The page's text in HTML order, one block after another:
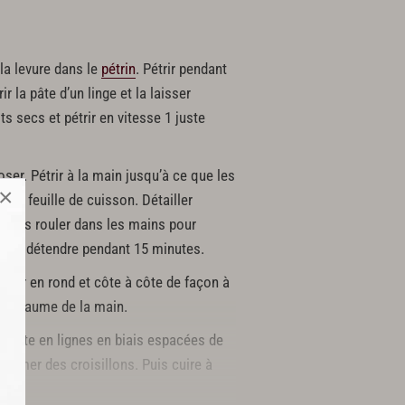
×
levure dans le pétrin. Pétrir pendant
la pâte d’un linge et la laisser
secs et pétrir en vitesse 1 juste
Pétrir à la main jusqu’à ce que les
feuille de cuisson. Détailler
(les rouler dans les mains pour
se détendre pendant 15 minutes.
en rond et côte à côte de façon à
paume de la main.
pâte en lignes en biais espacées de
des croisillons. Puis cuire à